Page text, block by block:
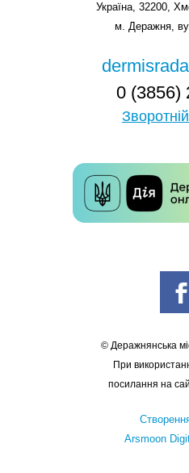
Україна, 32200,
м. Деражня,
0 (3856)
© Деражнянська
При
посилання на
Arsmoon